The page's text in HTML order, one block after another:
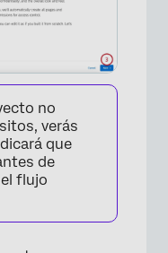
no
verás
que
de
flujo